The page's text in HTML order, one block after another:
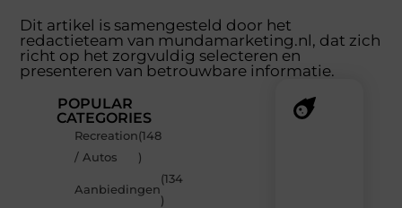
Dit artikel is samengesteld door het
redactieteam van mundamarketing.nl, dat zich
richt op het zorgvuldig selecteren en
presenteren van betrouwbare informatie.
POPULAR
CATEGORIES
Recreation
/ Autos
(148
)
Aanbiedingen
(134
)